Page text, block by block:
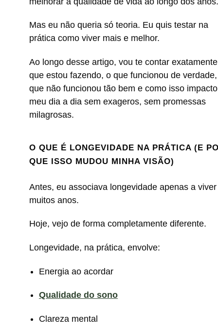
Mas eu não queria só teoria. Eu quis testar na
prática como viver mais e melhor.
Ao longo desse artigo, vou te contar
que estou fazendo, o que funcionou de
que não funcionou tão bem e como isso
meu dia a dia sem exageros, sem promessas
milagrosas.
O QUE É LONGEVIDADE NA PRÁTICA (E
QUE ISSO MUDOU MINHA VISÃO)
Antes, eu associava longevidade apenas a viver
muitos anos.
Hoje, vejo de forma completamente diferente.
Longevidade, na prática, envolve:
Energia ao acordar
Qualidade do sono
Clareza mental